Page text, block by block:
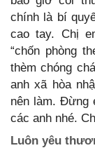
chính là bí
cao tay. Chị
“chốn phòng
thèm chóng
anh xã hòa
nên làm. Đừng
các anh nhé.
Luôn yêu